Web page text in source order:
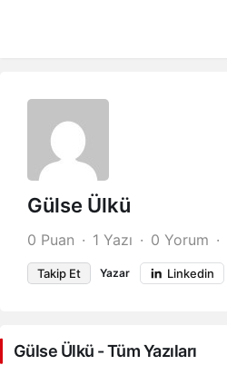
Gülse Ülkü
0 Puan 1 Yazı 0 Yorum
Takip Et Yazar Linkedin
Gülse Ülkü - Tüm Yazıları